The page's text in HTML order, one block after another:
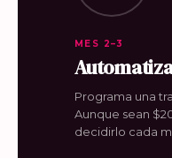
MES 2–3
Programa una
Aunque sean
decidirlo cada